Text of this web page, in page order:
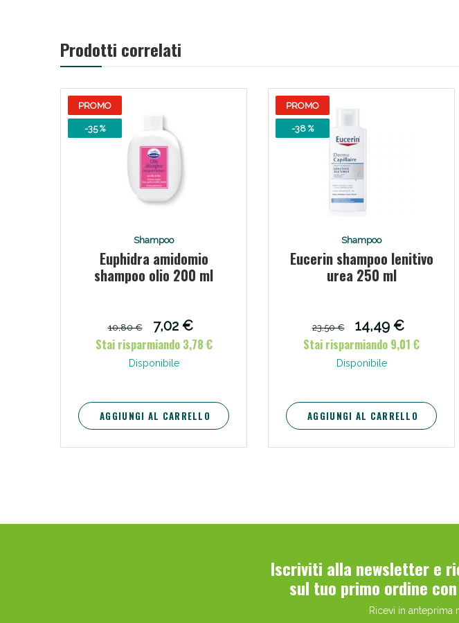
Prodotti correlati
PROMO
-35 %
Shampoo
Euphidra amidomio
shampoo olio 200 ml
10,80 €
7,02 €
Stai risparmiando 3,78 €
Disponibile
AGGIUNGI AL CARRELLO
PROMO
-38 %
Shampoo
Eucerin shampoo lenitivo
urea 250 ml
23,50 €
14,49 €
Stai risparmiando 9,01 €
Disponibile
AGGIUNGI AL CARRELLO
Iscriviti alla newsletter e
sul tuo primo ordine
Ricevi in anteprima
Scopri le